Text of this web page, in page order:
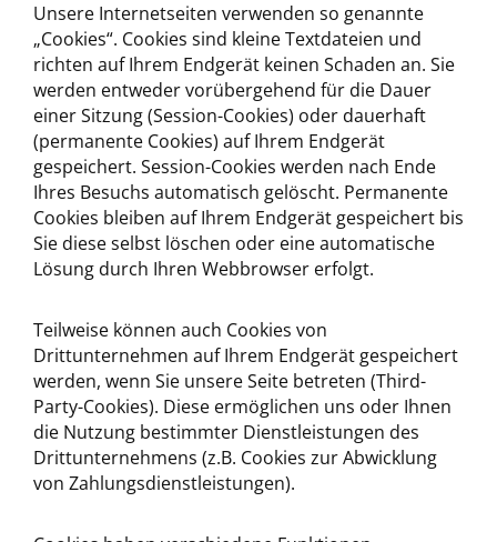
Unsere Internetseiten verwenden so genannte
„Cookies“. Cookies sind kleine Textdateien und
richten auf Ihrem Endgerät keinen Schaden an. Sie
werden entweder vorübergehend für die Dauer
einer Sitzung (Session-Cookies) oder dauerhaft
(permanente Cookies) auf Ihrem Endgerät
gespeichert. Session-Cookies werden nach Ende
Ihres Besuchs automatisch gelöscht. Permanente
Cookies bleiben auf Ihrem Endgerät gespeichert bis
Sie diese selbst löschen oder eine automatische
Lösung durch Ihren Webbrowser erfolgt.
Teilweise können auch Cookies von
Drittunternehmen auf Ihrem Endgerät gespeichert
werden, wenn Sie unsere Seite betreten (Third-
Party-Cookies). Diese ermöglichen uns oder Ihnen
die Nutzung bestimmter Dienstleistungen des
Drittunternehmens (z.B. Cookies zur Abwicklung
von Zahlungsdienstleistungen).